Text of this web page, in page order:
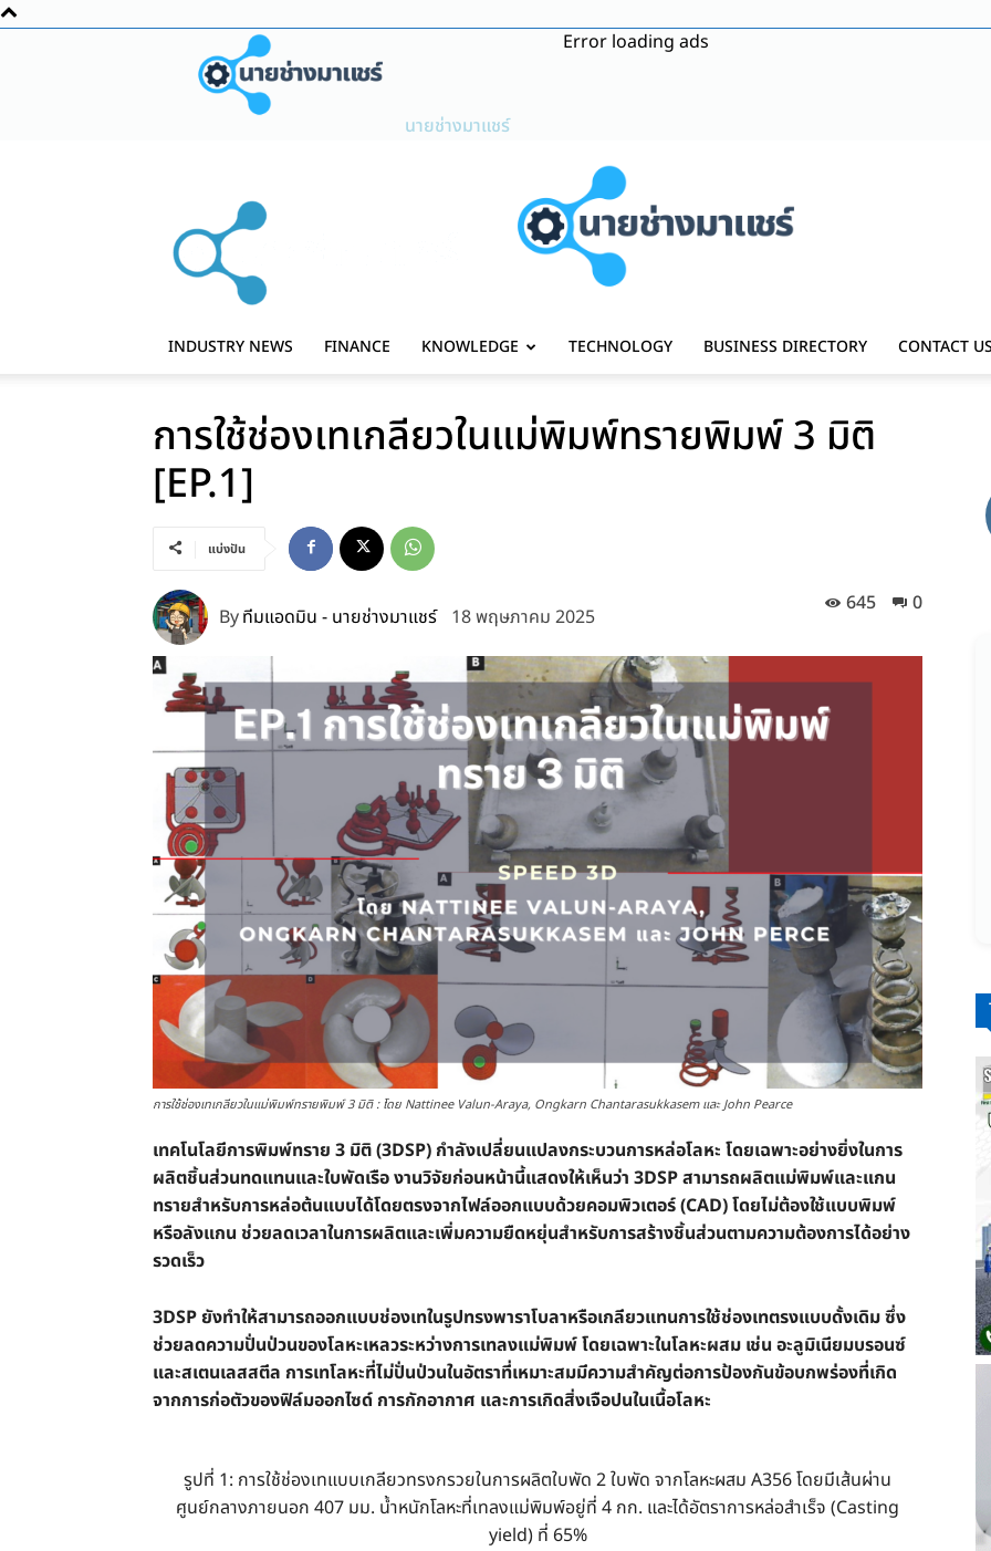
นายช่างมาแชร์
Error loading ads
INDUSTRY NEWS FINANCE KNOWLEDGE TECHNOLOGY BUSINESS DIRECTORY CONTACT
การใช้ช่องเทเกลียวในแม่พิมพ์ทรายพิมพ์ 3 มิติ
[EP.1]
แบ่งปัน
0
645
Byทีมแอดมิน - นายช่างมาแชร์ 18 พฤษภาคม 2025
การใช้ช่องเทเกลียวในแม่พิมพ์ทรายพิมพ์ 3 มิติ : โดย Nattinee Valun-Araya, Ongkarn Chantarasukkasem และ John Pearce
เทคโนโลยีการพิมพ์ทราย 3 มิติ (3DSP) กำลังเปลี่ยนแปลงกระบวนการหล่อโลหะ โดยเฉพาะอย่างยิ่งในการ
ผลิตชิ้นส่วนทดแทนและใบพัดเรือ งานวิจัยก่อนหน้านี้แสดงให้เห็นว่า 3DSP สามารถผลิตแม่พิมพ์และแกน
ทรายสำหรับการหล่อต้นแบบได้โดยตรงจากไฟล์ออกแบบด้วยคอมพิวเตอร์ (CAD) โดยไม่ต้องใช้แบบพิมพ์
หรือลังแกน ช่วยลดเวลาในการผลิตและเพิ่มความยืดหยุ่นสำหรับการสร้างชิ้นส่วนตามความต้องการได้อย่าง
รวดเร็ว
3DSP ยังทำให้สามารถออกแบบช่องเทในรูปทรงพาราโบลาหรือเกลียวแทนการใช้ช่องเทตรงแบบดั้งเดิม ซึ่ง
ช่วยลดความปั่นป่วนของโลหะเหลวระหว่างการเทลงแม่พิมพ์ โดยเฉพาะในโลหะผสม เช่น อะลูมิเนียมบรอนซ์
และสเตนเลสสตีล การเทโลหะที่ไม่ปั่นป่วนในอัตราที่เหมาะสมมีความสำคัญต่อการป้องกันข้อบกพร่องที่เกิด
จากการก่อตัวของฟิล์มออกไซด์ การกักอากาศ และการเกิดสิ่งเจือปนในเนื้อโลหะ
รูปที่ 1: การใช้ช่องเทแบบเกลียวทรงกรวยในการผลิตใบพัด 2 ใบพัด จากโลหะผสม A356 โดยมีเส้นผ่าน
ศูนย์กลางภายนอก 407 มม. น้ำหนักโลหะที่เทลงแม่พิมพ์อยู่ที่ 4 กก. และได้อัตราการหล่อสำเร็จ (Casting
yield) ที่ 65%